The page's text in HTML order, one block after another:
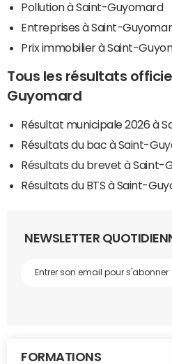
Pollution à Saint-Guyomard
Entreprises à Saint-
Prix immobilier à Saint-
Tous les résultats
Guyomard
Résultat municipale 2026 à
Résultats du bac à Saint-
Résultats du brevet à Saint-
Résultats du BTS à Saint-
NEWSLETTER
FORMATIONS